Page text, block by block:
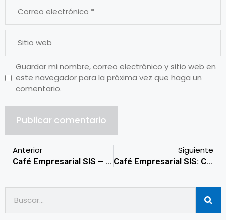
Guardar mi nombre, correo electrónico y sitio web en
este navegador para la próxima vez que haga un
comentario.
Anterior
Café Empresarial SIS – Capítulo 3: Trámite del REPSE
Siguiente
Café Empresarial SIS: Capítulo 4 – Obligaciones REPSE para el Contratista: ¿A Qué Estamos Obligados?